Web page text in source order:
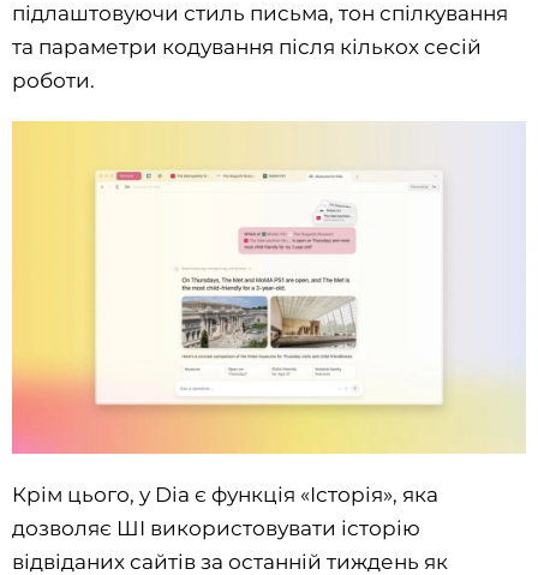
підлаштовуючи стиль письма, тон спілкування
та параметри кодування після кількох сесій
роботи.
Крім цього, у Dia є функція «Історія», яка
дозволяє ШІ використовувати історію
відвіданих сайтів за останній тиждень як